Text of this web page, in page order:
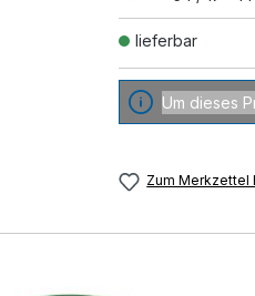
lieferbar
Um dieses
Zum Merkzettel